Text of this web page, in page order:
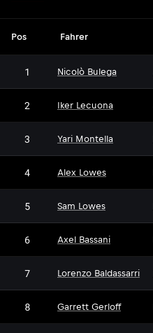
Pos Fahrer
1 Nicolò Bulega
2 Iker Lecuona
3 Yari Montella
4 Alex Lowes
5 Sam Lowes
6 Axel Bassani
7 Lorenzo Baldassarri
8 Garrett Gerloff